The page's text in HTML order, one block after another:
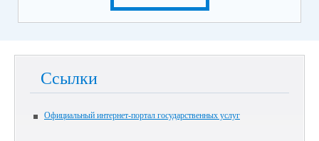
Ссылки
Официальный интернет-портал государственных услуг